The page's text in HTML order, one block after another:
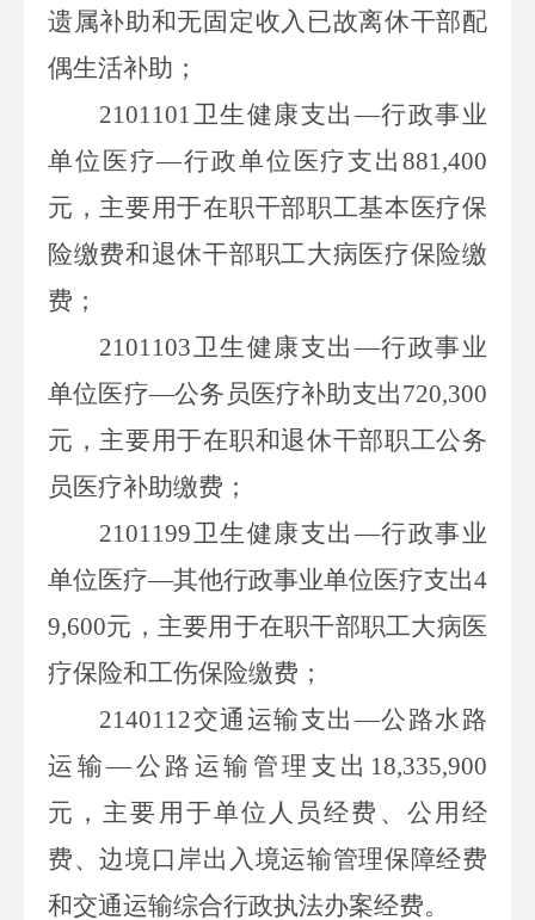
遗属补助和无固定收入已故离休干部配
偶生活补助；
2101101卫生健康支出—行政事业
单位医疗—行政单位医疗支出881,400
元，主要用于在职干部职工基本医疗保
险缴费和退休干部职工大病医疗保险缴
费；
2101103卫生健康支出—行政事业
单位医疗—公务员医疗补助支出720,300
元，主要用于在职和退休干部职工公务
员医疗补助缴费；
2101199卫生健康支出—行政事业
单位医疗—其他行政事业单位医疗支出4
9,600元，主要用于在职干部职工大病医
疗保险和工伤保险缴费；
2140112交通运输支出—公路水路
运输—公路运输管理支出18,335,900
元，主要用于单位人员经费、公用经
费、边境口岸出入境运输管理保障经费
和交通运输综合行政执法办案经费。